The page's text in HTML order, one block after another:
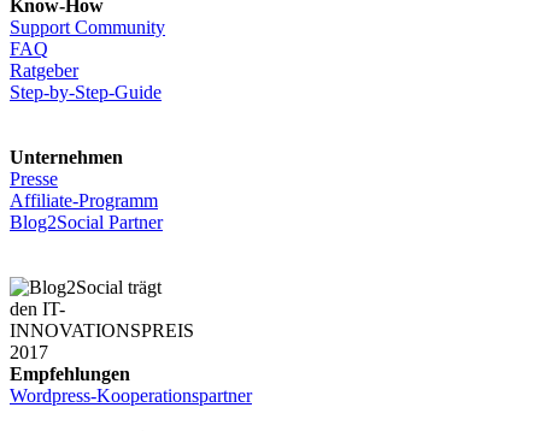
Know-How
Support Community
FAQ
Ratgeber
Step-by-Step-Guide
Unternehmen
Presse
Affiliate-Programm
Blog2Social Partner
Empfehlungen
Wordpress-Kooperationspartner